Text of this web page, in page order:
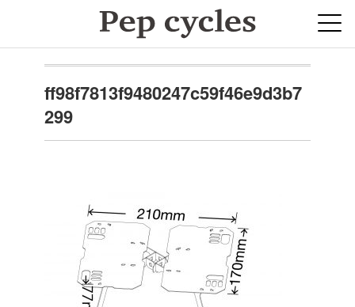
ff98f7813f9480247c59f46e9d3b7
299